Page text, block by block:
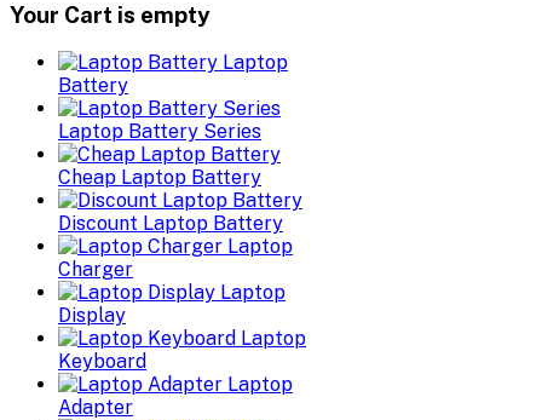
Your Cart is empty
Laptop
Battery
Laptop Battery Series
Cheap Laptop Battery
Discount Laptop Battery
Laptop
Charger
Laptop
Display
Laptop
Keyboard
Laptop
Adapter